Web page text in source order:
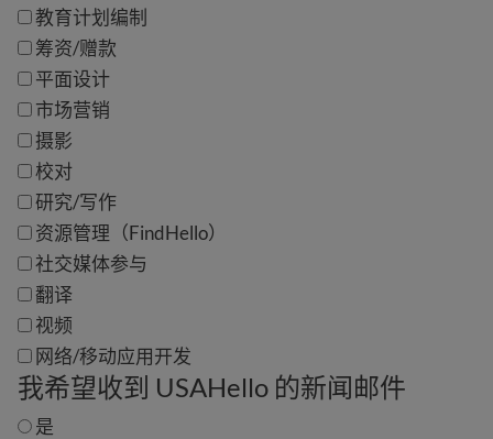
教育计划编制
筹资/赠款
平面设计
市场营销
摄影
校对
研究/写作
资源管理（FindHello）
社交媒体参与
翻译
视频
网络/移动应用开发
我希望收到 USAHello 的新闻邮件
是